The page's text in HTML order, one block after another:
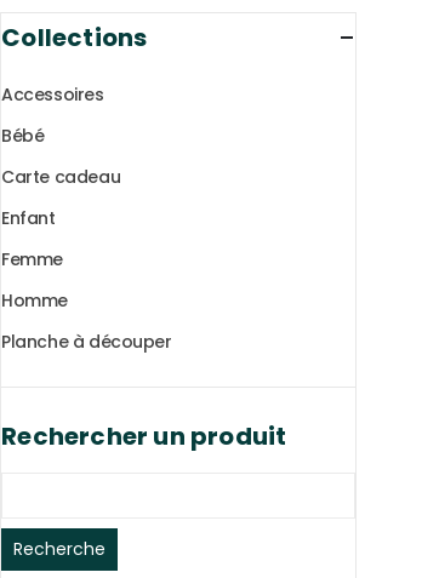
Collections
Accessoires
Bébé
Carte cadeau
Enfant
Femme
Homme
Planche à découper
Rechercher un produit
Recherche